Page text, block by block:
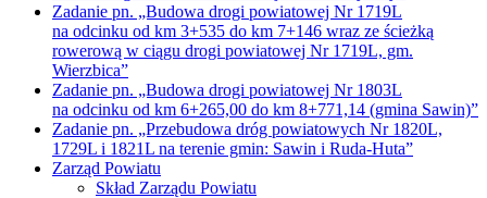
Zadanie pn. „Budowa drogi powiatowej Nr 1719L
na odcinku od km 3+535 do km 7+146 wraz ze ścieżką
rowerową w ciągu drogi powiatowej Nr 1719L, gm.
Wierzbica”
Zadanie pn. „Budowa drogi powiatowej Nr 1803L
na odcinku od km 6+265,00 do km 8+771,14 (gmina Sawin)”
Zadanie pn. „Przebudowa dróg powiatowych Nr 1820L,
1729L i 1821L na terenie gmin: Sawin i Ruda-Huta”
Zarząd Powiatu
Skład Zarządu Powiatu